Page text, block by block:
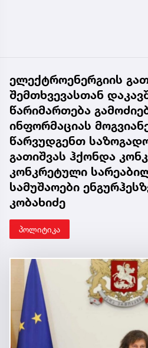
ელექტროენერგიის
შემთხვევასთან
წარიმართება
ინფორმაციას
წარვუდგენთ
გათიშვას ჰქონდა
კონკრეტული
სამუშაოები
კობახიძე
პოლიტიკა